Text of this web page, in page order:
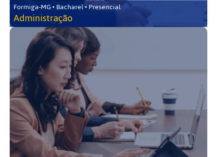
Formiga-MG • Bacharel • Presencial
Administração